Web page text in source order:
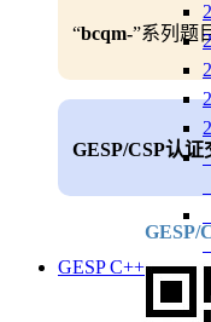
GESP C++
“bcqm-”系列题
GESP/CSP认
GESP/